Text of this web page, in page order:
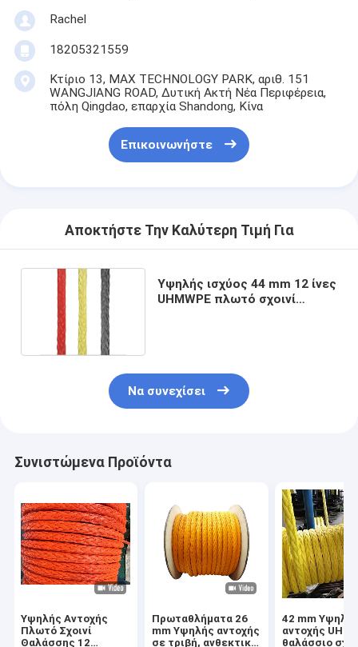
Rachel
18205321559
Κτίριο 13, MAX TECHNOLOGY PARK, αριθ. 151
WANGJIANG ROAD, Δυτική Ακτή Νέα Περιφέρεια,
πόλη Qingdao, επαρχία Shandong, Κίνα
Επικοινωνήστε
Αποκτήστε Την Καλύτερη Τιμή Για
Υψηλής ισχύος 44 mm 12 ίνες
UHMWPE πλωτό σχοινί
Να συνεχίσει
Συνιστώμενα Προϊόντα
Υψηλής Αντοχής
Πλωτό Σχοινί
Θαλάσσης 12
Πρωταθλήματα 26
mm Υψηλής αντοχής
σε τριβή, ανθεκτικό
42 mm
αντοχής
θαλάσσιο